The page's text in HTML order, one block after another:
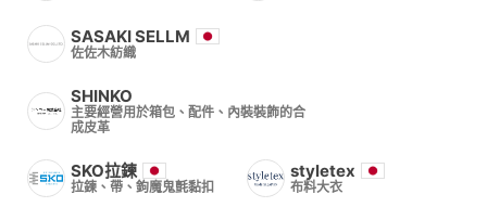
SASAKI SELLM
佐佐木紡織
SHINKO
主要經營用於箱包、配件、內裝裝飾的合
成皮革
SKO拉鍊
拉鍊、帶、鉤魔鬼氈黏扣
styletex
布料大衣